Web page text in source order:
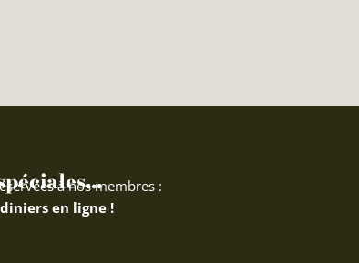
à nos membres :
en ligne !